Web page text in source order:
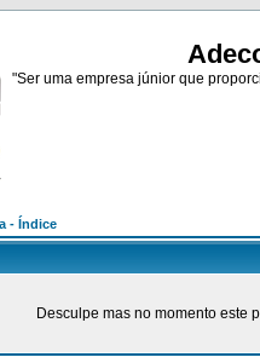
"Ser uma empresa júnior que
- Índice
Desculpe mas no momento este